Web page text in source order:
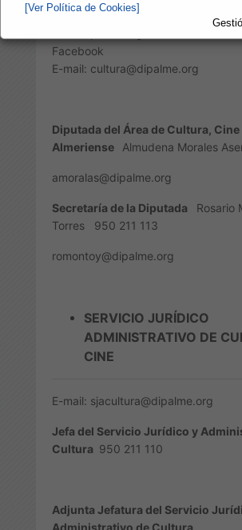
[Ver Política de Cookies]
www.cultura.dipalme.org
Facebook
E-mail: cultura@dipalme.org
Diputada del Área de Cultura,
Almeriense
Almudena Morales
amoralas@dipalme.org
Secretaría de la Diputada
Rosario
Torres 950 211 113
romontoy@dipalme.org
SERVICIO JURÍDICO
ADMINISTRATIVO DE
CINE
E-mail: sjacultura@dipalme.org
Jefa del Servicio Jurídico y
Cultura 950 211 110
Adjunta Jefatura del Servicio
Administrativo de Cultura